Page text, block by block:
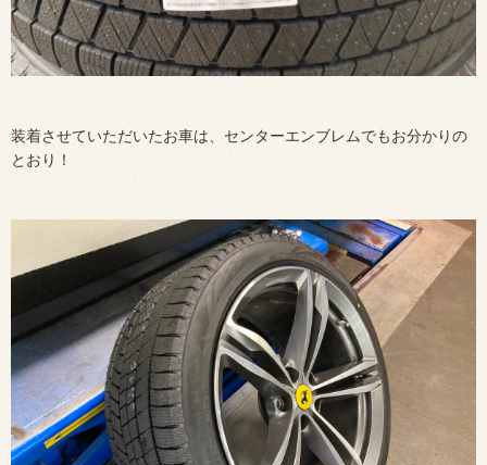
装着させていただいたお車は、センターエンブレムでもお分かりの
とおり！